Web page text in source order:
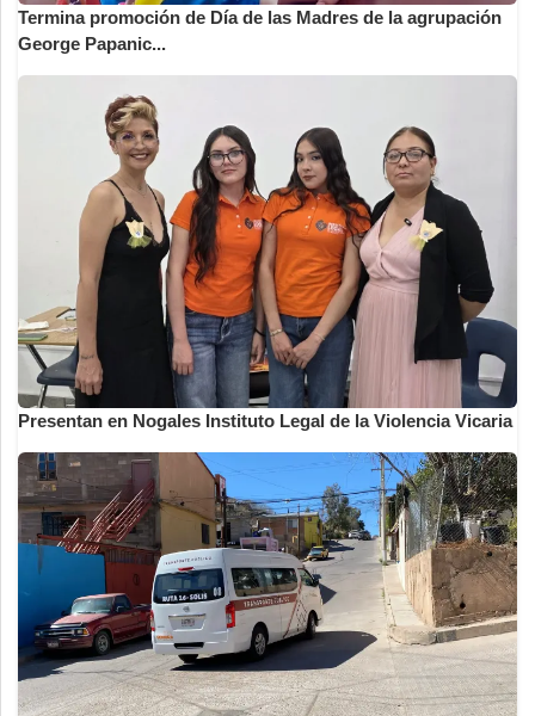
Termina promoción de Día de las Madres de la agrupación
George Papanic...
Presentan en Nogales Instituto Legal de la Violencia Vicaria